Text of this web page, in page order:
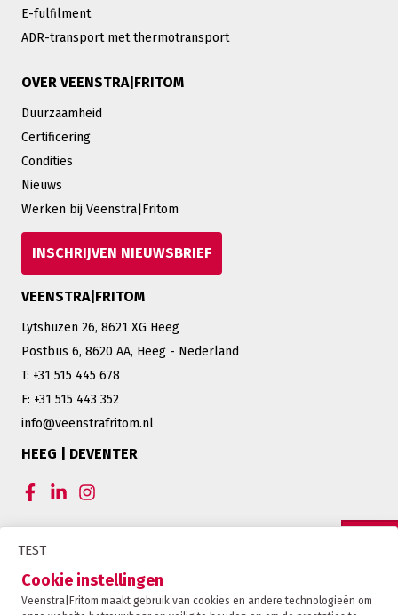
TEST
Cookie instellingen
Veenstra|Fritom maakt gebruik van cookies en andere technologieën om
E-fulfilment
ADR-transport met thermotransport
OVER VEENSTRA|FRITOM
Duurzaamheid
Certificering
Condities
Nieuws
Werken bij Veenstra|Fritom
INSCHRIJVEN NIEUWSBRIEF
VEENSTRA|FRITOM
Lytshuzen 26, 8621 XG Heeg
Postbus 6, 8620 AA, Heeg - Nederland
T: +31 515 445 678
F: +31 515 443 352
info@veenstrafritom.nl
HEEG | DEVENTER